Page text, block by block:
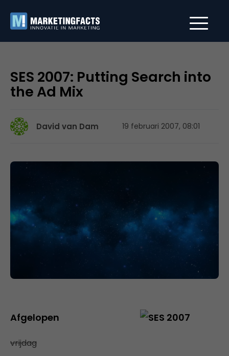
SES 2007: Putting Search into
the Ad Mix
David van Dam 19 februari 2007, 08:01
Afgelopen
vrijdag